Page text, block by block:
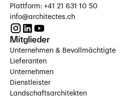
Plattform: +41 21 631 10 50
info@architectes.ch
Mitglieder
Unternehmen & Bevollmächtigte
Lieferanten
Unternehmen
Dienstleister
Landschaftsarchitekten